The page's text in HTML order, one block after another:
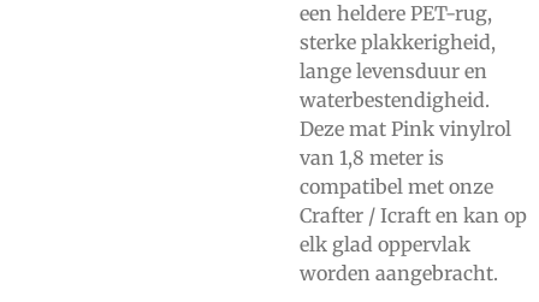
een heldere PET-rug,
sterke plakkerigheid,
lange levensduur en
waterbestendigheid.
Deze mat Pink vinylrol
van 1,8 meter is
compatibel met onze
Crafter / Icraft en kan op
elk glad oppervlak
worden aangebracht.